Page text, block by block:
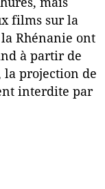
mais
films sur la
Rhénanie ont
à partir de
la projection de
interdite par